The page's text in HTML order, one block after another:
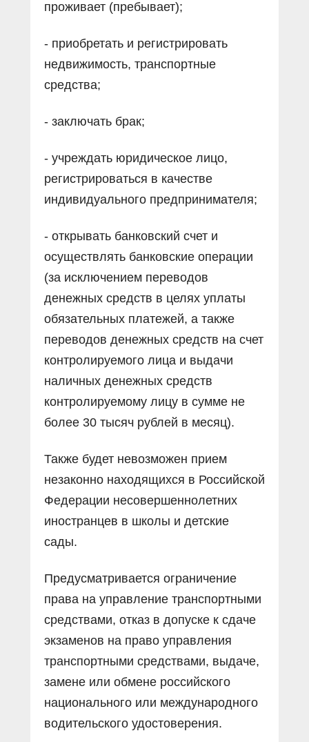
проживает (пребывает);
- приобретать и регистрировать
недвижимость, транспортные
средства;
- заключать брак;
- учреждать юридическое лицо,
регистрироваться в качестве
индивидуального предпринимателя;
- открывать банковский счет и
осуществлять банковские операции
(за исключением переводов
денежных средств в целях уплаты
обязательных платежей, а также
переводов денежных средств на счет
контролируемого лица и выдачи
наличных денежных средств
контролируемому лицу в сумме не
более 30 тысяч рублей в месяц).
Также будет невозможен прием
незаконно находящихся в Российской
Федерации несовершеннолетних
иностранцев в школы и детские
сады.
Предусматривается ограничение
права на управление транспортными
средствами, отказ в допуске к сдаче
экзаменов на право управления
транспортными средствами, выдаче,
замене или обмене российского
национального или международного
водительского удостоверения.